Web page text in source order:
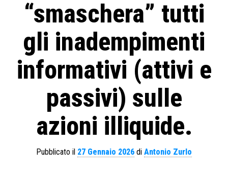
“smaschera” tutti
gli inadempimenti
informativi (attivi e
passivi) sulle
azioni illiquide.
Pubblicato il 27 Gennaio 2026 di Antonio Zurlo